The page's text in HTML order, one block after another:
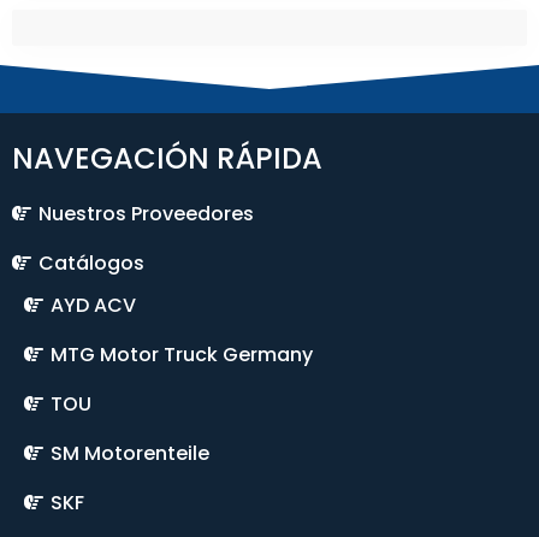
NAVEGACIÓN RÁPIDA
Nuestros Proveedores
Catálogos
AYD ACV
MTG Motor Truck Germany
TOU
SM Motorenteile
SKF